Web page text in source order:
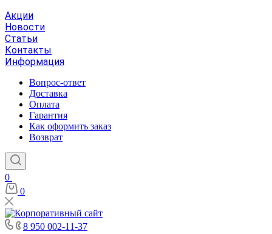
Акции
Новости
Статьи
Контакты
Информация
Вопрос-ответ
Доставка
Оплата
Гарантия
Как оформить заказ
Возврат
0
0
8 950 002-11-37